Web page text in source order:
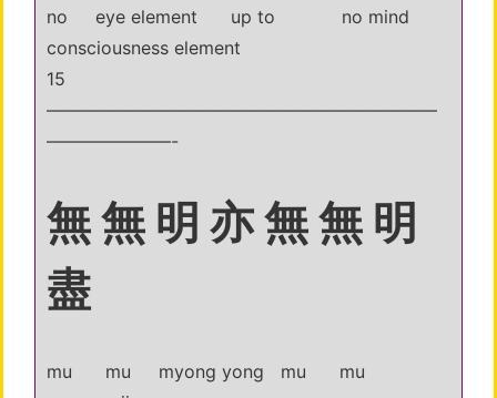
no eye element up to no mind
consciousness element
15
——————————————————————
———————-
無 無 明 亦 無 無 明
盡
mu mu myong yong mu mu